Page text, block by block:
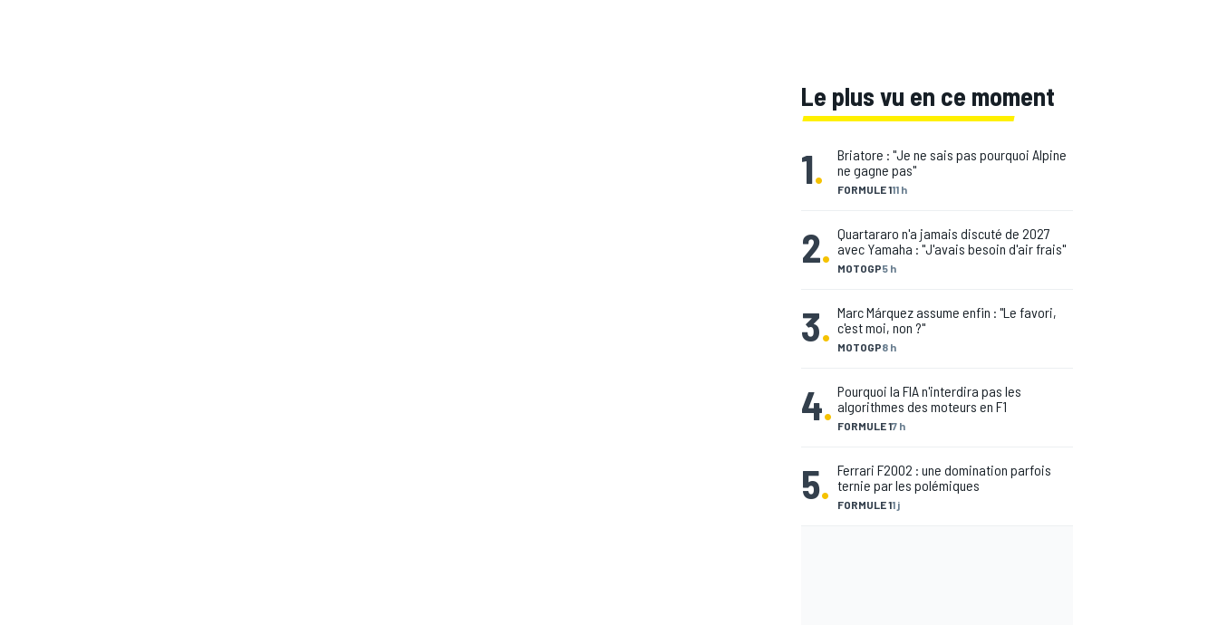
Le plus vu en ce moment
1. FORMULE 111 h
Briatore : "Je ne sais pas pourquoi Alpine
ne gagne pas"
2. MOTOGP5 h
Quartararo n'a jamais discuté de 2027
avec Yamaha : "J'avais besoin d'air frais"
3. MOTOGP8 h
Marc Márquez assume enfin : "Le favori,
c'est moi, non ?"
4. FORMULE 17 h
Pourquoi la FIA n'interdira pas les
algorithmes des moteurs en F1
5. FORMULE 11 j
Ferrari F2002 : une domination parfois
ternie par les polémiques